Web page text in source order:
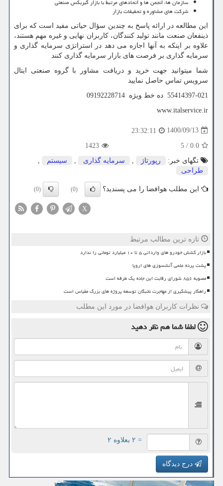
سازمان ها، انجمن ها و اتحادهای مرتبط با بازار گیربکس صنعتی
شرکت های مشاوره و تحقیقات بازار
این مطالعه در ارائه پاسخ به چندین سؤال حیاتی مفید است که برای
ذینفعان صنعت مانند تولید کنندگان، کاربران نهایی و غیره مهم هستند،
علاوه بر اینکه به آنها اجازه می دهد در استراتژی سرمایه گذاری و
سرمایه گذاری بر فرصت های بازار سرمایه گذاری کنند
شما میتوانید جهت خرید و دریافت مشاور با گروه صنعتی ایتال
سرویس تماس حاصل نمایید
55414397-021 ده خط ویژه 09192228714
www.italservice.ir
1400/09/13
23:32:11
0.0
/
5
1423
تگهای خبر:
رپورتاژ , سرمایه گذاری , سیستم
,
طراحی
این مطلب هوافضا را می پسندید؟ (0)
(0)
X
تازه ترین مطالب مرتبط
بازار کشش خودرو های وارداتی ۵ تا ۱۰ میلیارد تومانی را ندارد
پشت پرده علمی آتشسوزی های اروپا
مصوبه ۸۵۶ شورای رقابت این جاده یک طرفه است
راهکار پیشگیری از مهاجرت نخبگان توسعه پروژه های بزرگ مقیاس است
نظرات کاربران هوافضا در مورد این مطلب
لطفا شما همنظر دهید
= ۲ بعلاوه ۲
درج دیدگاه